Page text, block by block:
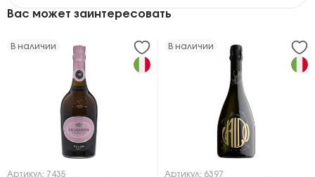
Вас может заинтересовать
В наличии
Артикул: 7435
В наличии
Артикул: 6397